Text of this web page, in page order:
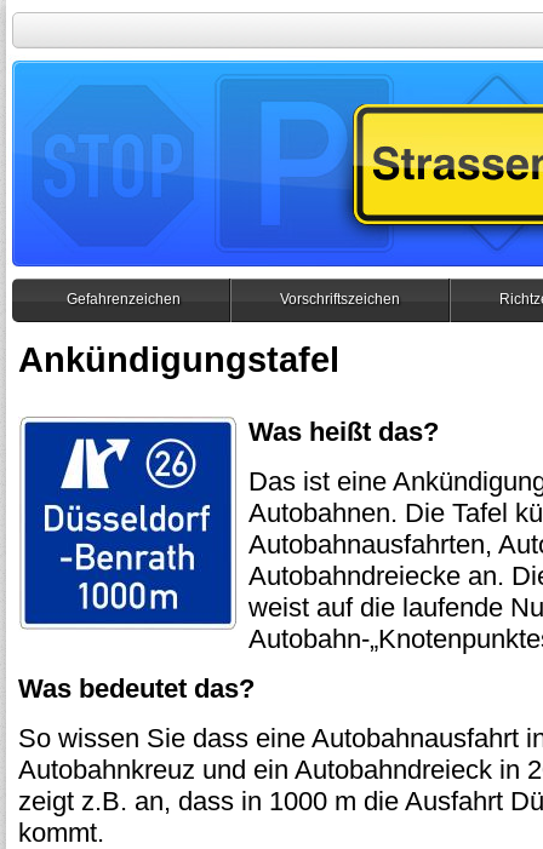
Gefahrenzeichen Vorschriftszeichen
Ankündigungstafel
Was heißt das?
Das ist eine
Autobahnen. Die Tafel
Autobahnausfahrten,
Autobahndreiecke an.
weist auf die laufende
Autobahn-
Was bedeutet das?
So wissen Sie dass eine Autobahnausfahrt
Autobahnkreuz und ein Autobahndreieck in
zeigt z.B. an, dass in 1000 m die Ausfahrt
kommt.